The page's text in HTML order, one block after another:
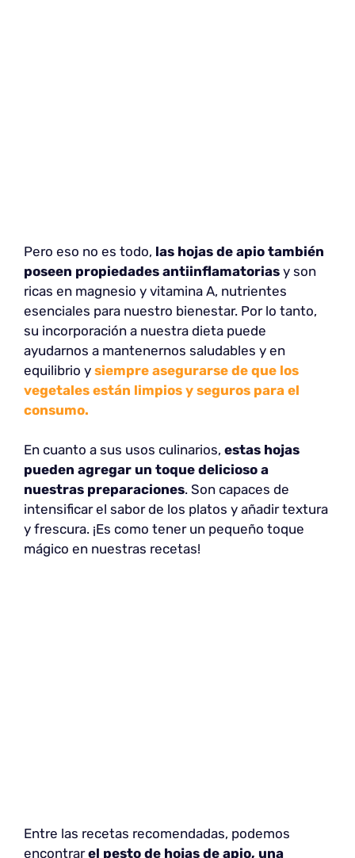
Pero eso no es todo, las hojas de apio también
poseen propiedades antiinflamatorias y son
ricas en magnesio y vitamina A, nutrientes
esenciales para nuestro bienestar. Por lo tanto,
su incorporación a nuestra dieta puede
ayudarnos a mantenernos saludables y en
equilibrio y siempre asegurarse de que los
vegetales están limpios y seguros para el
consumo.
En cuanto a sus usos culinarios, estas hojas
pueden agregar un toque delicioso a
nuestras preparaciones. Son capaces de
intensificar el sabor de los platos y añadir textura
y frescura. ¡Es como tener un pequeño toque
mágico en nuestras recetas!
Entre las recetas recomendadas, podemos
encontrarel pesto de hojas de apio, una